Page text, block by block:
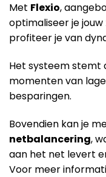
Met Flexio,
optimaliseer je
profiteer je van
Het systeem stemt
momenten van
besparingen.
Bovendien kan je
netbalancering,
aan het net levert
Voor meer